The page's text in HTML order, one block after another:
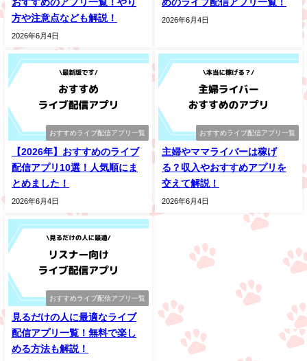
おすすめのアプリ一覧！やり
方や注意点なども解説！
2026年6月4日
めのライブ配信アプリ一覧！
2026年6月4日
おすすめライブ配信アプリ一覧
【2026年】おすすめのライブ
配信アプリ10選！人気順にま
とめました！
2026年6月4日
おすすめライブ配信アプリ一覧
主婦やママライバーは稼げ
る？収入やおすすめアプリを
交えて解説！
2026年6月4日
おすすめライブ配信アプリ一覧
見るだけの人に最適なライブ
配信アプリ一覧！無料で楽し
める方法も解説！